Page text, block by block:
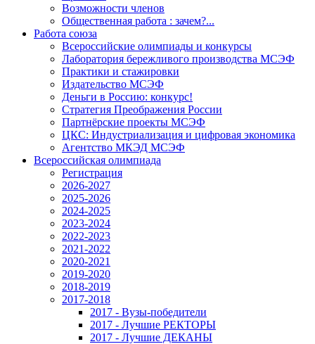
Возможности членов
Общественная работа : зачем?...
Работа союза
Всероссийские олимпиады и конкурсы
Лаборатория бережливого производства МСЭФ
Практики и стажировки
Издательство МСЭФ
Деньги в Россию: конкурс!
Стратегия Преображения России
Партнёрские проекты МСЭФ
ЦКС: Индустриализация и цифровая экономика
Агентство МКЭД МСЭФ
Всероссийская олимпиада
Регистрация
2026-2027
2025-2026
2024-2025
2023-2024
2022-2023
2021-2022
2020-2021
2019-2020
2018-2019
2017-2018
2017 - Вузы-победители
2017 - Лучшие РЕКТОРЫ
2017 - Лучшие ДЕКАНЫ